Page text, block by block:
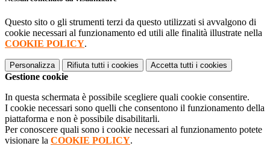
Questo sito o gli strumenti terzi da questo utilizzati si avvalgono di
cookie necessari al funzionamento ed utili alle finalità illustrate nella
COOKIE POLICY.
Personalizza Rifiuta tutti i cookies Accetta tutti i cookies
Gestione cookie
In questa schermata è possibile scegliere quali cookie consentire.
I cookie necessari sono quelli che consentono il funzionamento della
piattaforma e non è possibile disabilitarli.
Per conoscere quali sono i cookie necessari al funzionamento potete
visionare la COOKIE POLICY.